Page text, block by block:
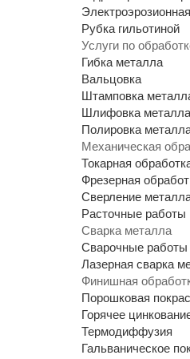
Рубка гильотиной
Услуги по
Гибка металла
Вальцовка
Штамповка
Шлифовка металла
Полировка
Механическая
Токарная
Фрезерная
Сверление
Расточные работы
Сварка металла
Сварочные работы
Лазерная сварка
Финишная
Порошковая
Горячее
Термодиффузия
Гальваническое